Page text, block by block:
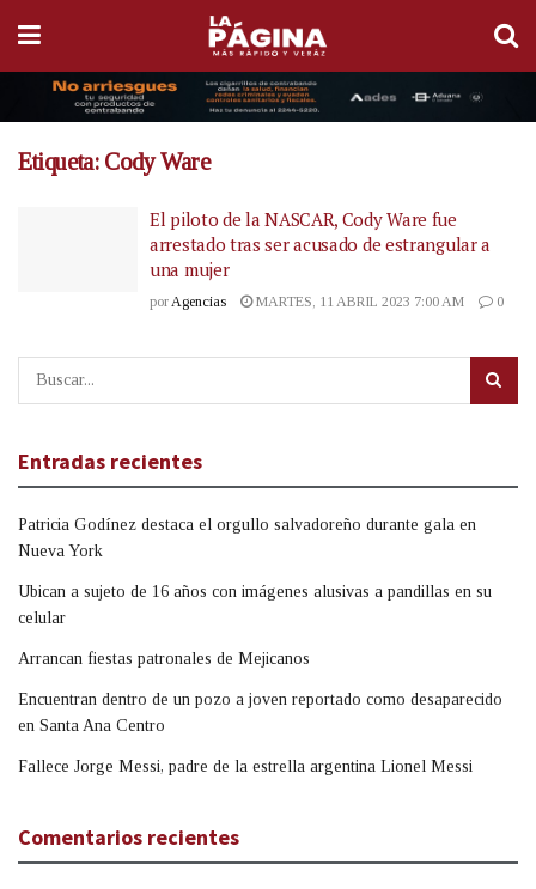
Etiqueta: Cody Ware
El piloto de la NASCAR, Cody Ware fue
arrestado tras ser acusado de estrangular a
una mujer
por Agencias MARTES, 11 ABRIL 2023 7:00 AM 0
Entradas recientes
Patricia Godínez destaca el orgullo salvadoreño durante gala en
Nueva York
Ubican a sujeto de 16 años con imágenes alusivas a pandillas en su
celular
Arrancan fiestas patronales de Mejicanos
Encuentran dentro de un pozo a joven reportado como desaparecido
en Santa Ana Centro
Fallece Jorge Messi, padre de la estrella argentina Lionel Messi
Comentarios recientes